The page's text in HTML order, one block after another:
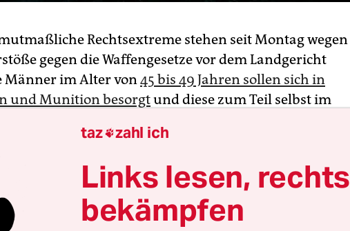
Rechtsextreme stehen seit Montag wegen
gegen die Waffengesetze vor dem Landgericht
Männer im Alter von45 bis 49 Jahren sollen sich in
und Munition besorgtund diese zum Teil selbst im
München listet eine Vielzahl
es sich um Pistolen verschiedener Hersteller, eine
Kalaschnikows und Pumpguns handeln. Außerdem
taz zahl ich
Links lesen, rechts
bekämpfen